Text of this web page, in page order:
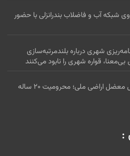
شبکه آب و فاضلاب بندرانزلی با حضور
شهری درباره بلندمرتبه‌سازی
قواره شهری را نابود می‌کنند
گیلان پیشگام در حل معضل اراضی ملی؛ محرومیت ۲۰ ساله
: